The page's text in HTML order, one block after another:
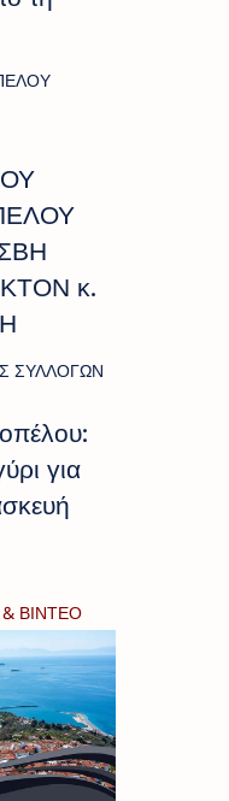
κ.
για
ΒΙΝΤΕΟ